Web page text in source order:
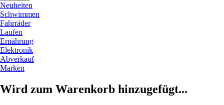
Neuheiten
Schwimmen
Fahrräder
Laufen
Ernährung
Elektronik
Abverkauf
Marken
Wird zum Warenkorb hinzugefügt...